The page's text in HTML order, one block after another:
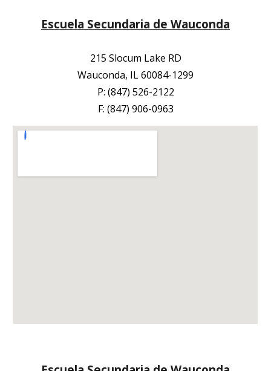
Escuela Secundaria de Wauconda
215 Slocum Lake RD
Wauconda, IL 60084-1299
P: (847) 526-2122
F: (847) 906-0963